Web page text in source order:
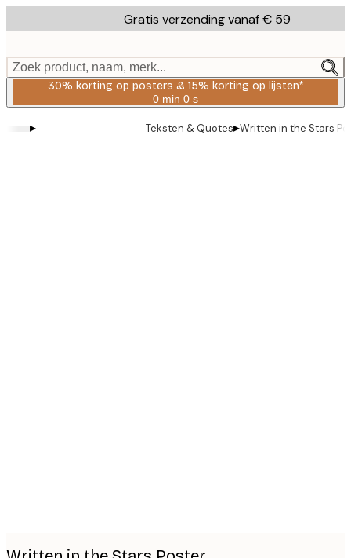
to
content.
Gratis verzending vanaf € 59
Zoek product, naam, merk...
30% korting op posters & 15% korting op lijsten*
0 min 0 s
Geldig
2026-
▸ Teksten & Quotes▸Written in the Stars